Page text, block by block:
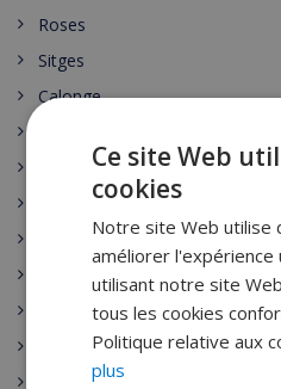
Roses
Sitges
Calonge
Benissa
Moraira
Cala d’Or
Malgrat de Mar
Ce site Web
cookies
Notre site Web utilise
améliorer l'expérience
utilisant notre site
tous les cookies
Politique relative aux
plus